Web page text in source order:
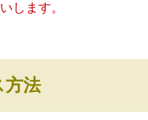
します。
方法